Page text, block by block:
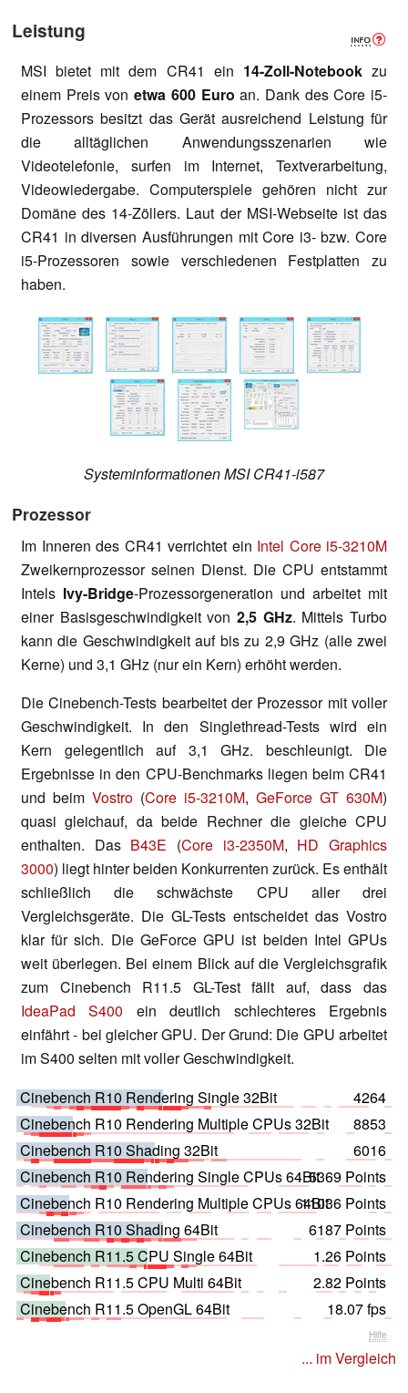
Leistung
MSI bietet mit dem CR41 ein 14-Zoll-Notebookzu
einem Preis vonetwa 600 Euro an. Dank des Core i5-
Prozessors besitzt das Gerät ausreichend Leistung für
die alltäglichen Anwendungsszenarien wie
Videotelefonie, surfen im Internet, Textverarbeitung,
Videowiedergabe. Computerspiele gehören nicht zur
Domäne des 14-Zöllers. Laut der MSI-Webseite ist das
CR41 in diversen Ausführungen mit Core i3- bzw. Core
i5-Prozessoren sowie verschiedenen Festplatten zu
haben.
Systeminformationen MSI CR41-i587
Prozessor
Im Inneren des CR41 verrichtet ein Intel Core i5-3210M
Zweikernprozessor seinen Dienst. Die CPU entstammt
Intels Ivy-Bridge-Prozessorgeneration und arbeitet mit
einer Basisgeschwindigkeit von 2,5 GHz. Mittels Turbo
kann die Geschwindigkeit auf bis zu 2,9 GHz (alle zwei
Kerne) und 3,1 GHz (nur ein Kern) erhöht werden.
Die Cinebench-Tests bearbeitet der Prozessor mit voller
Geschwindigkeit. In den Singlethread-Tests wird ein
Kern gelegentlich auf 3,1 GHz. beschleunigt. Die
Ergebnisse in den CPU-Benchmarks liegen beim CR41
und beim Vostro (Core i5-3210M, GeForce GT 630M)
quasi gleichauf, da beide Rechner die gleiche CPU
enthalten. Das B43E (Core i3-2350M, HD Graphics
3000) liegt hinter beiden Konkurrenten zurück. Es enthält
schließlich die schwächste CPU aller drei
Vergleichsgeräte. Die GL-Tests entscheidet das Vostro
klar für sich. Die GeForce GPU ist beiden Intel GPUs
weit überlegen. Bei einem Blick auf die Vergleichsgrafik
zum Cinebench R11.5 GL-Test fällt auf, dass das
IdeaPad S400 ein deutlich schlechteres Ergebnis
einfährt - bei gleicher GPU. Der Grund: Die GPU arbeitet
im S400 selten mit voller Geschwindigkeit.
Cinebench R10 Rendering Single 32Bit
4264
Cinebench R10 Rendering Multiple CPUs 32Bit
8853
Cinebench R10 Shading 32Bit
6016
Cinebench R10 Rendering Single CPUs 64Bit5369 Points
Cinebench R10 Rendering Multiple CPUs 64Bit11036 Points
Cinebench R10 Shading 64Bit
6187 Points
Cinebench R11.5 CPU Single 64Bit
1.26 Points
Cinebench R11.5 CPU Multi 64Bit
2.82 Points
Cinebench R11.5 OpenGL 64Bit
18.07 fps
Hilfe
... im Vergleich